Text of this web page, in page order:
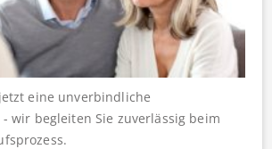
eine unverbindliche
wir begleiten Sie zuverlässig beim